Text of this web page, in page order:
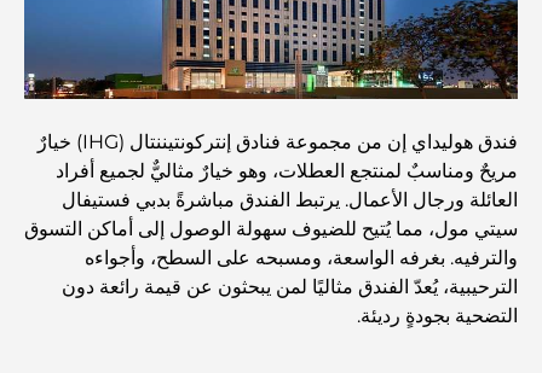
أفضل مطاعم شرائح اللحم في دبي: دليل لعشاق اللحوم
دليل صالات الرياضة في داماك هيلز: أفضل خيارات اللياقة
البدنية في المنطقة المحيطة
أفضل مراكز التسوق في دبي للتسوق والترفيه
فندق هوليداي إن من مجموعة فنادق إنتركونتيننتال (IHG) خيارٌ
مريحٌ ومناسبٌ لمنتجع العطلات، وهو خيارٌ مثاليٌّ لجميع أفراد
العائلة ورجال الأعمال. يرتبط الفندق مباشرةً بدبي فستيفال
سيتي مول، مما يُتيح للضيوف سهولة الوصول إلى أماكن التسوق
والترفيه. بغرفه الواسعة، ومسبحه على السطح، وأجواءه
الترحيبية، يُعدّ الفندق مثاليًا لمن يبحثون عن قيمة رائعة دون
التضحية بجودةٍ رديئة.